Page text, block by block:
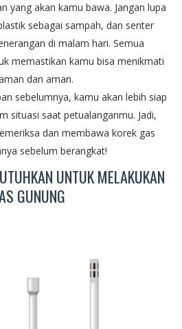
yang akan kamu bawa. Jangan lupa
sebagai sampah, dan senter
di malam hari. Semua
memastikan kamu bisa menikmati
dan aman.
sebelumnya, kamu akan lebih siap
situasi saat petualanganmu. Jadi,
dan membawa korek gas
sebelum berangkat!
UNTUK MELAKUKAN
GUNUNG